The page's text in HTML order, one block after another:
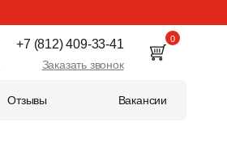
+7 (812) 409-33-41
Заказать звонок
0
Отзывы Вакансии